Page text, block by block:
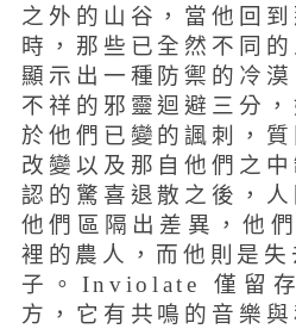
之外的山谷，當他回
時，那些已全然不同
顯示出一種防禦的冷
不祥的邪靈迴避三分
於他們已變的諷刺，
改變以及那自他們之
認的驚喜退散之後，
他們區隔出差異，他
裡的農人，而他則是
子。Inviolate 僅留
方，它有共鳴的音樂